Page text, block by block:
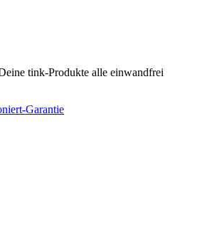
tink-Produkte alle einwandfrei
Garantie